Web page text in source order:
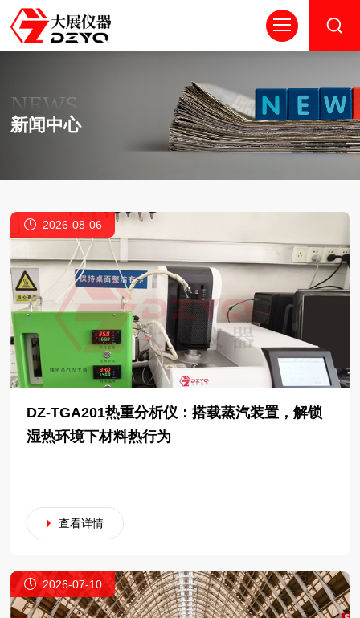
NEWS
新闻中心
2026-08-06
DZ-TGA201热重分析仪：搭载蒸汽装置，解锁
湿热环境下材料热行为
查看详情
2026-07-10